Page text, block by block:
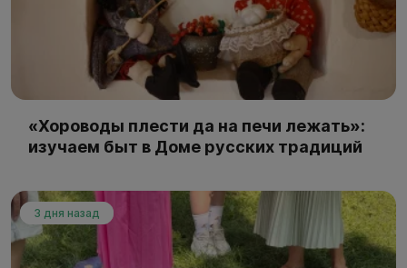
«Хороводы плести да на печи лежать»:
изучаем быт в Доме русских традиций
3 дня назад